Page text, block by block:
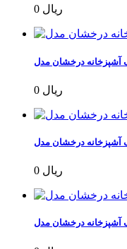
0 ریال
0 ریال
0 ریال